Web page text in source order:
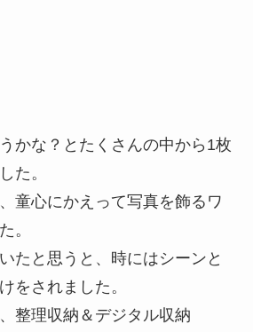
かな？とたくさんの中から1枚
た。
童心にかえって写真を飾るワ
。
たと思うと、時にはシーンと
をされました。
整理収納＆デジタル収納